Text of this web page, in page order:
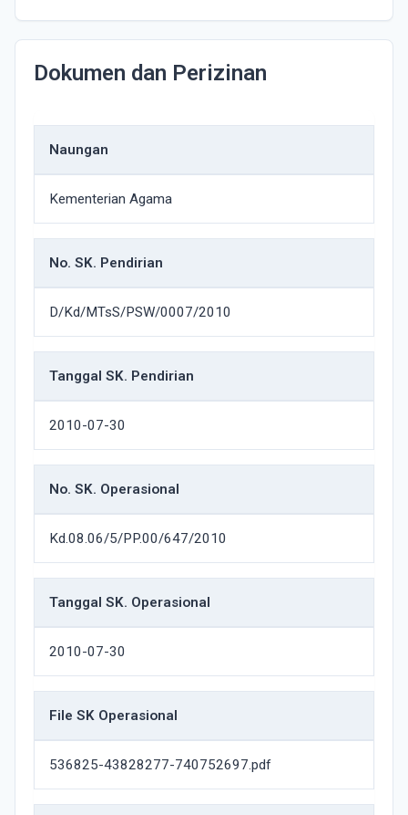
Dokumen dan Perizinan
Naungan
Kementerian Agama
No. SK. Pendirian
D/Kd/MTsS/PSW/0007/2010
Tanggal SK. Pendirian
2010-07-30
No. SK. Operasional
Kd.08.06/5/PP.00/647/2010
Tanggal SK. Operasional
2010-07-30
File SK Operasional
536825-43828277-740752697.pdf